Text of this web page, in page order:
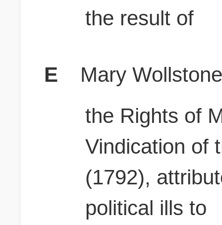
the result of
E
Mary
the Rights of
Vindication of
(1792),
political ills to